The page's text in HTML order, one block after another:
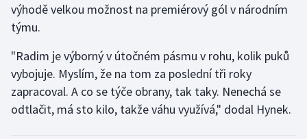
výhodě velkou možnost na premiérový gól v národním
týmu.
"Radim je výborný v útočném pásmu v rohu, kolik puků
vybojuje. Myslím, že na tom za poslední tři roky
zapracoval. A co se týče obrany, tak taky. Nenechá se
odtlačit, má sto kilo, takže váhu využívá," dodal Hynek.